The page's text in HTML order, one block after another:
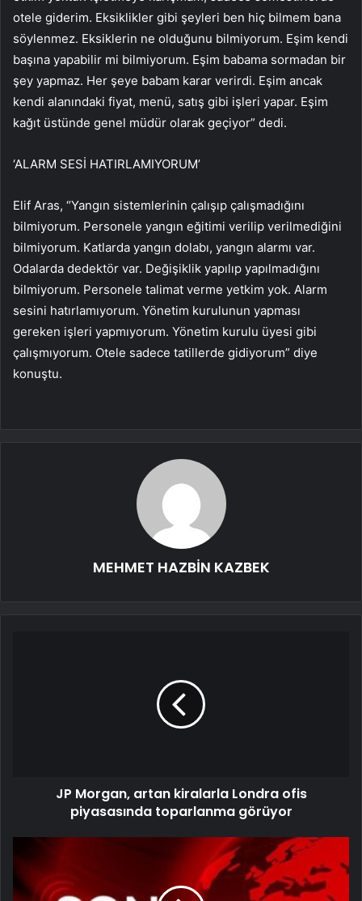
otele giderim. Eksiklikler gibi şeyleri ben hiç bilmem bana
söylenmez. Eksiklerin ne olduğunu bilmiyorum. Eşim kendi
başına yapabilir mi bilmiyorum. Eşim babama sormadan bir
şey yapmaz. Her şeye babam karar verirdi. Eşim ancak
kendi alanındaki fiyat, menü, satış gibi işleri yapar. Eşim
kağıt üstünde genel müdür olarak geçiyor” dedi.
‘ALARM SESİ HATIRLAMIYORUM’
Elif Aras, “Yangın sistemlerinin çalışıp çalışmadığını
bilmiyorum. Personele yangın eğitimi verilip verilmediğini
bilmiyorum. Katlarda yangın dolabı, yangın alarmı var.
Odalarda dedektör var. Değişiklik yapılıp yapılmadığını
bilmiyorum. Personele talimat verme yetkim yok. Alarm
sesini hatırlamıyorum. Yönetim kurulunun yapması
gereken işleri yapmıyorum. Yönetim kurulu üyesi gibi
çalışmıyorum. Otele sadece tatillerde gidiyorum” diye
konuştu.
MEHMET HAZBİN KAZBEK
JP Morgan, artan kiralarla Londra ofis
piyasasında toparlanma görüyor